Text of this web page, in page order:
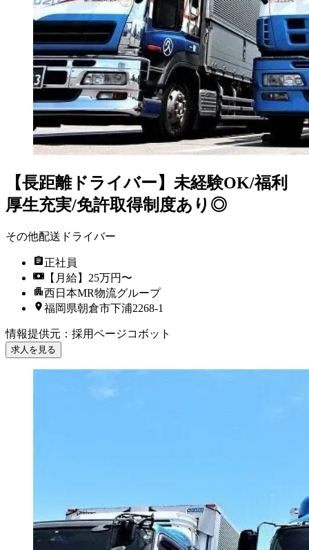
【長距離ドライバー】未経験OK/福利
厚生充実/免許取得制度あり◎
その他配送ドライバー
正社員
【月給】25万円〜
西日本MR物流グループ
福岡県朝倉市下浦2268-1
情報提供元 ： 採用ページコボット
求人を見る